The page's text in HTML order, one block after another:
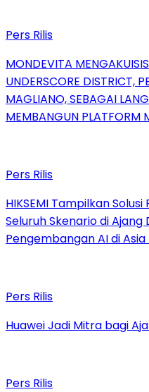
Pers Rilis
MONDEVITA
UNDERSCORE DISTRICT,
MAGLIANO, SEBAGAI
MEMBANGUN PLATFORM
Pers Rilis
HIKSEMI Tampilkan
Seluruh Skenario di Ajang
Pengembangan AI di
Pers Rilis
Huawei Jadi Mitra bagi
Pers Rilis